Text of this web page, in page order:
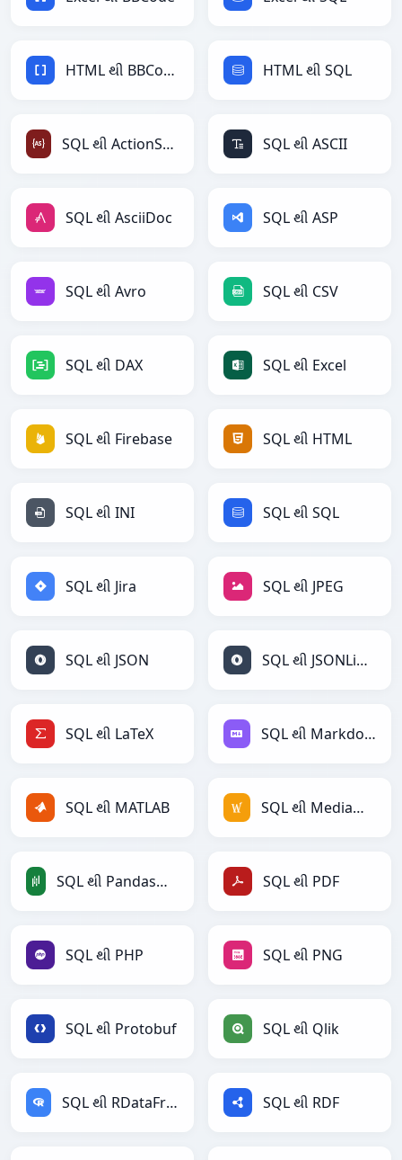
HTML થી BBCode HTML થી SQL
SQL થી ActionScript SQL થી ASCII
SQL થી AsciiDoc SQL થી ASP
SQL થી Avro SQL થી CSV
SQL થી DAX SQL થી Excel
SQL થી Firebase SQL થી HTML
SQL થી INI SQL થી SQL
SQL થી Jira SQL થી JPEG
SQL થી JSON SQL થી JSONLines
SQL થી LaTeX SQL થી Markdown
SQL થી MATLAB SQL થી MediaWiki
SQL થી PandasDataFrame SQL થી PDF
SQL થી PHP SQL થી PNG
SQL થી Protobuf SQL થી Qlik
SQL થી RDataFrame SQL થી RDF